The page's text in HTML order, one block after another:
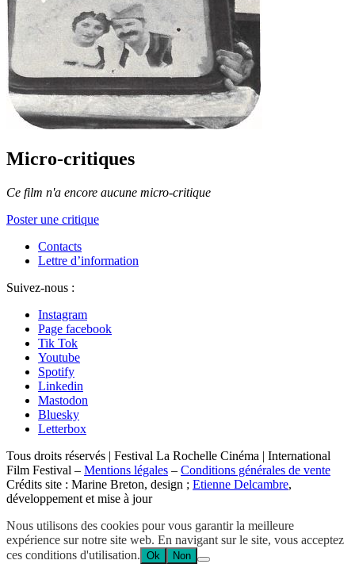
Micro-critiques
Ce film n'a encore aucune micro-critique
Poster une critique
Contacts
Lettre d’information
Suivez-nous :
Instagram
Page facebook
Tik Tok
Youtube
Spotify
Linkedin
Mastodon
Bluesky
Letterbox
Tous droits réservés | Festival La Rochelle Cinéma | International
Film Festival – Mentions légales – Conditions générales de vente
Crédits site : Marine Breton, design ; Etienne Delcambre,
développement et mise à jour
Nous utilisons des cookies pour vous garantir la meilleure
expérience sur notre site web. En navigant sur le site, vous acceptez
ces conditions d'utilisation. Ok Non